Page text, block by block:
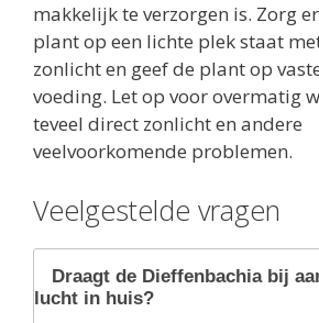
makkelijk te verzorgen is. Zorg
plant op een lichte plek staat
zonlicht en geef de plant op
voeding. Let op voor overmatig
teveel direct zonlicht en andere
veelvoorkomende problemen.
Veelgestelde vragen
Draagt de Dieffenbachia bij
lucht in huis?